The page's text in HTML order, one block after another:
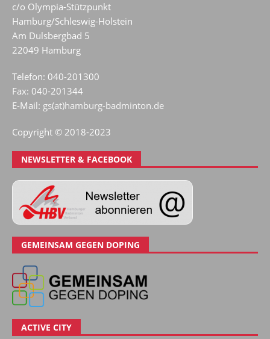
c/o Olympia-Stützpunkt
Hamburg/Schleswig-Holstein
Am Dulsbergbad 5
22049 Hamburg
Telefon: 040-201300
Fax: 040-201344
E-Mail: gs(at)hamburg-badminton.de
Copyright © 2018-2023
NEWSLETTER & FACEBOOK
GEMEINSAM GEGEN DOPING
ACTIVE CITY